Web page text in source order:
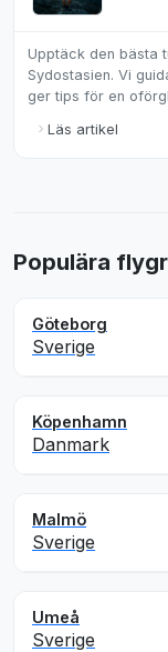
Upptäck den bästa
Sydostasien. Vi
ger tips för en
Läs artikel
Populära
Göteborg
Sverige
Köpenhamn
Danmark
Malmö
Sverige
Umeå
Sverige